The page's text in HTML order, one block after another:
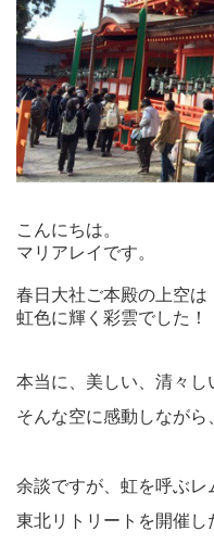
こんにちは。
マリアレイです。
春日大社ご本殿の上空は
虹色に輝く彩雲でした！
本当に、美しい、清々し
そんな空に感動しながら
余談ですが、虹を呼ぶレ
東北リトリートを開催し